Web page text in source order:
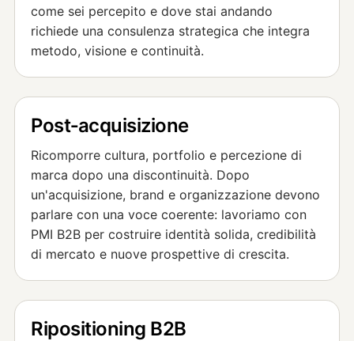
come sei percepito e dove stai andando
richiede una consulenza strategica che integra
metodo, visione e continuità.
Post‑acquisizione
Ricomporre cultura, portfolio e percezione di
marca dopo una discontinuità. Dopo
un'acquisizione, brand e organizzazione devono
parlare con una voce coerente: lavoriamo con
PMI B2B per costruire identità solida, credibilità
di mercato e nuove prospettive di crescita.
Ripositioning B2B